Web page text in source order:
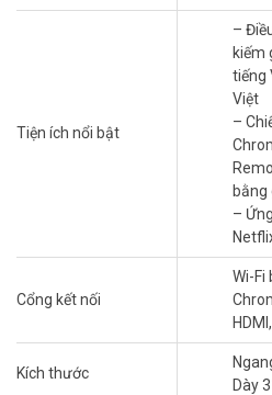
– Độ phân giải 4K tái tạo cảnh phim
HD, cùng với tính năng làm mượt
xem những khung hình 4K bắt mắt.
– Bộ xử lý Mali-G52 MC1 hoạt động
trơn tru, tối ưu hóa chất lượng
được trải nghiệm nghe nhìn tuyệt vời.
– Wide Color Gamut với dải màu
– Công nghệ Dolby Vision điều
phản một cách tự động nhằm tạo
sống động như thật.
Tiện ích nổi bật
–
kiếm
tiếng
Việt
–
bằng
–
Cổng kết nối
Wi-Fi
Kích thước
Dày